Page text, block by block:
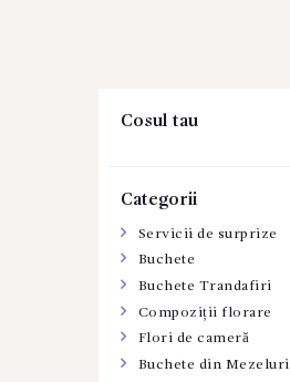
Cosul tau
Categorii
Servicii de surprize
Buchete
Buchete Trandafiri
Compoziții florare
Flori de cameră
Buchete din Mezeluri